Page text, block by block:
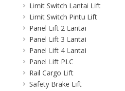
Limit Switch Lantai Lift
Limit Switch Pintu Lift
Panel Lift 2 Lantai
Panel Lift 3 Lantai
Panel Lift 4 Lantai
Panel Lift PLC
Rail Cargo Lift
Safety Brake Lift